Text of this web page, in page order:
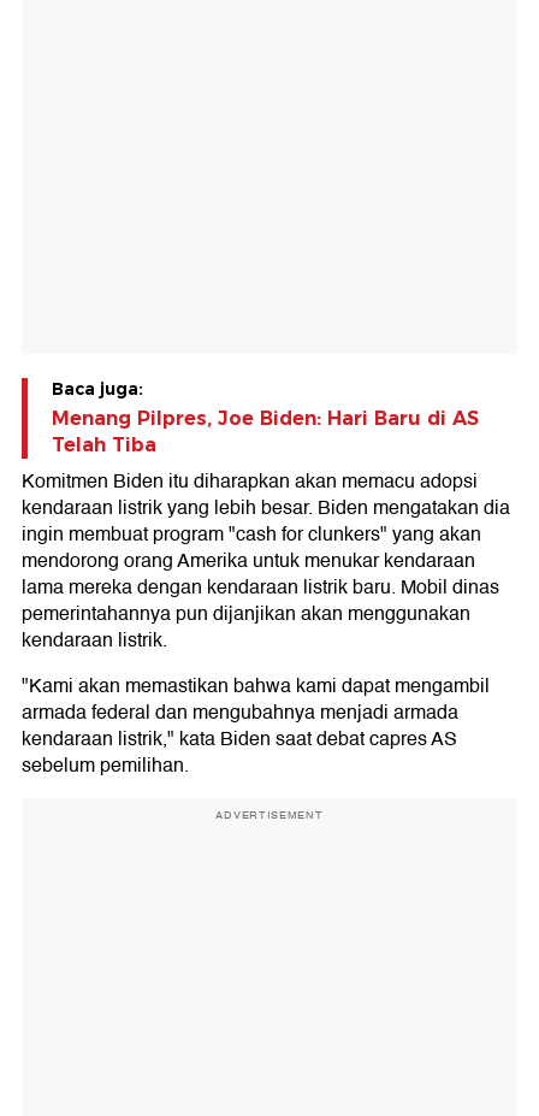
Baca juga:
Menang Pilpres, Joe Biden: Hari Baru di AS
Telah Tiba
Komitmen Biden itu diharapkan akan memacu adopsi
kendaraan listrik yang lebih besar. Biden mengatakan dia
ingin membuat program "cash for clunkers" yang akan
mendorong orang Amerika untuk menukar kendaraan
lama mereka dengan kendaraan listrik baru. Mobil dinas
pemerintahannya pun dijanjikan akan menggunakan
kendaraan listrik.
"Kami akan memastikan bahwa kami dapat mengambil
armada federal dan mengubahnya menjadi armada
kendaraan listrik," kata Biden saat debat capres AS
sebelum pemilihan.
ADVERTISEMENT